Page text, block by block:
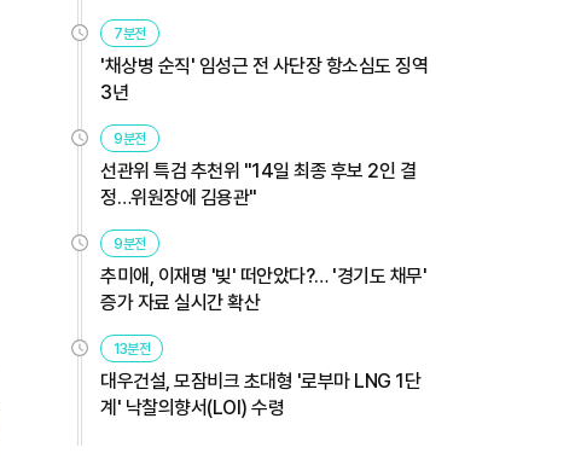
7분전
'채상병 순직' 임성근 전 사단장 항소심도 징역
3년
9분전
선관위 특검 추천위 "14일 최종 후보 2인 결
정…위원장에 김용관"
9분전
추미애, 이재명 '빚' 떠안았다?… '경기도 채무'
증가 자료 실시간 확산
13분전
대우건설, 모잠비크 초대형 '로부마 LNG 1단
계' 낙찰의향서(LOI) 수령